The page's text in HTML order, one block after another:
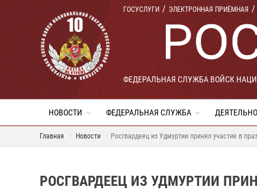
ГОСУСЛУГИ ЭЛЕКТРОННАЯ ПРИЁМНАЯ
ФЕДЕРАЛЬНАЯ СЛУЖБА ВОЙСК
НОВОСТИ ФЕДЕРАЛЬНАЯ СЛУЖБА
Главная Новости Росгвардеец из Удмуртии принял участие в
РОСГВАРДЕЕЦ ИЗ УДМУРТИИ